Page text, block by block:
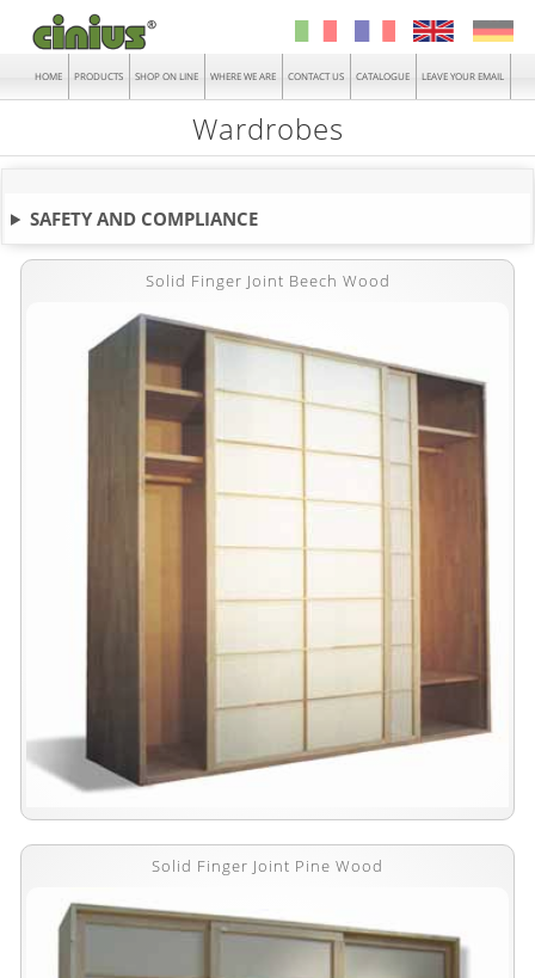
HOME PRODUCTS SHOP ON LINE WHERE WE ARE CONTACT US CATALOGUE LEAVE YOUR EMAIL
Wardrobes
SAFETY AND COMPLIANCE
Solid Finger Joint Beech Wood
Solid Finger Joint Pine Wood